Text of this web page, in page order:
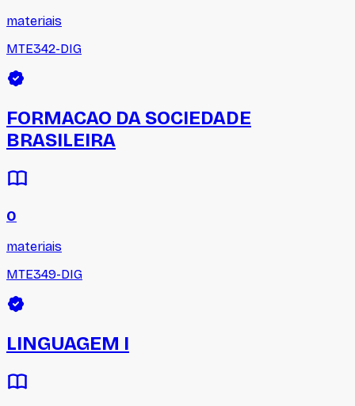
materiais
MTE342-DIG
FORMACAO DA SOCIEDADE
BRASILEIRA
0
materiais
MTE349-DIG
LINGUAGEM I